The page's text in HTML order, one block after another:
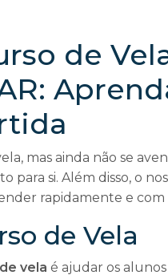
de
mas ainda não se
para si. Além disso, o
rapidamente e com
de Vela
vela é ajudar os